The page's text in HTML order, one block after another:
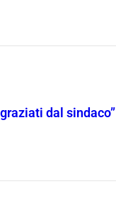
dal sindaco”